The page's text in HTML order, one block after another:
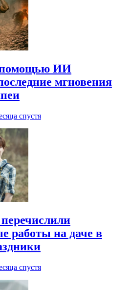
ИИ
мгновения
спустя
работы на даче в
спустя